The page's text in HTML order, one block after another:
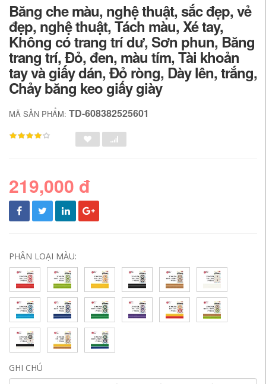
Băng che màu, nghệ thuật, sắc đẹp, vẻ
đẹp, nghệ thuật, Tách màu, Xé tay,
Không có trang trí dư, Sơn phun, Băng
trang trí, Đỏ, đen, màu tím, Tài khoản
tay và giấy dán, Đỏ ròng, Dày lên, trắng,
Chảy băng keo giấy giày
MÃ SẢN PHẨM: TD-608382525601
219,000 đ
PHÂN LOẠI MÀU:
GHI CHÚ